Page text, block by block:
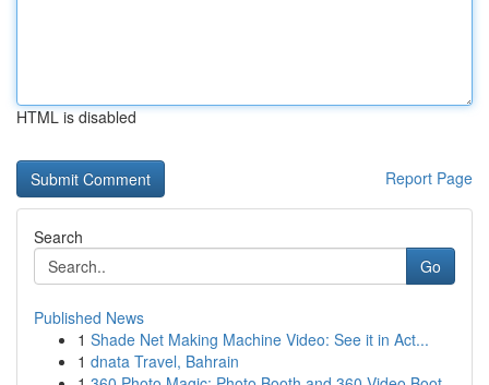
HTML is disabled
Report Page
Search
Go
Published News
1 Shade Net Making Machine Video: See it in Act...
1 dnata Travel, Bahrain